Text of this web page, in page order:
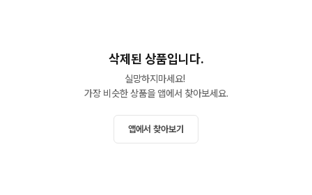
삭제된 상품입니다.
실망하지마세요!
가장 비슷한 상품을 앱에서 찾아보세요.
앱에서 찾아보기